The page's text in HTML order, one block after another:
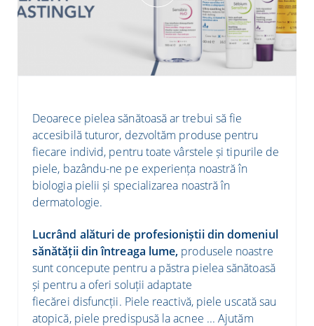
Deoarece pielea sănătoasă ar trebui să fie
accesibilă tuturor, dezvoltăm produse pentru
fiecare individ, pentru toate vârstele și tipurile de
piele, bazându-ne pe experiența noastră în
biologia pielii și specializarea noastră în
dermatologie.
Lucrând alături de profesioniștii din domeniul
sănătății din întreaga lume, produsele noastre
sunt concepute pentru a păstra pielea sănătoasă
și pentru a oferi soluții adaptate
fiecărei disfuncții. Piele reactivă, piele uscată sau
atopică, piele predispusă la acnee ... Ajutăm